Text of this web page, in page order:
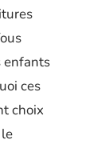
enfants
ces
choix